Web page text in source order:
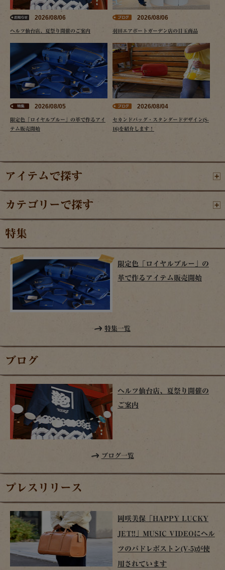
2026/08/06
ヘルツ仙台店、夏祭り開催のご案内
2026/08/06
羽田エアポートガーデン店の目玉商品
2026/08/05
限定色「ロイヤルブルー」の革で作るアイ
テム販売開始
2026/08/04
セカンドバッグ・スタンダードデザイン(S-
16)を紹介します！
アイテムで探す
カテゴリーで探す
特集
限定色「ロイヤルブルー」の
革で作るアイテム販売開始
特集一覧
ブログ
ヘルツ仙台店、夏祭り開催の
ご案内
ブログ一覧
プレスリリース
岡咲美保「HAPPY LUCKY
JET!!」MUSIC VIDEOにヘル
ツのパドレボストン(V-5)が使
用されています